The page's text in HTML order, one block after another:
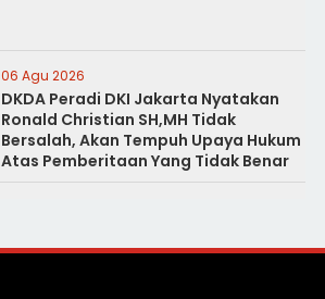
06 Agu 2026
DKDA Peradi DKI Jakarta Nyatakan
Ronald Christian SH,MH Tidak
Bersalah, Akan Tempuh Upaya Hukum
Atas Pemberitaan Yang Tidak Benar